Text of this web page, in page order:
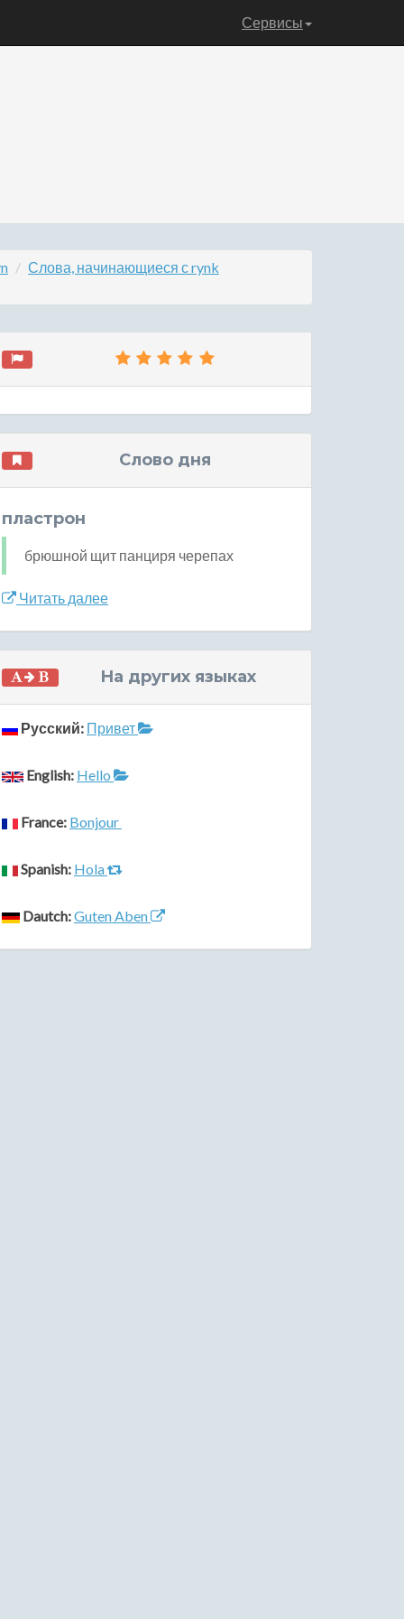
Сервисы
Слова, начинающиеся с rynk
Слово дня
пластрон
брюшной щит панциря черепах
Читать далее
На других языках
Русский: Привет
English: Hello
France: Bonjour
Spanish: Hola
Dautch:Guten Aben